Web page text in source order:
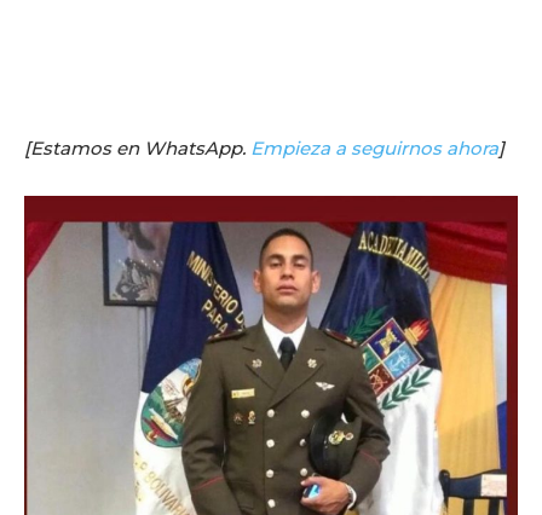
[Estamos en WhatsApp. Empieza a seguirnos ahora]